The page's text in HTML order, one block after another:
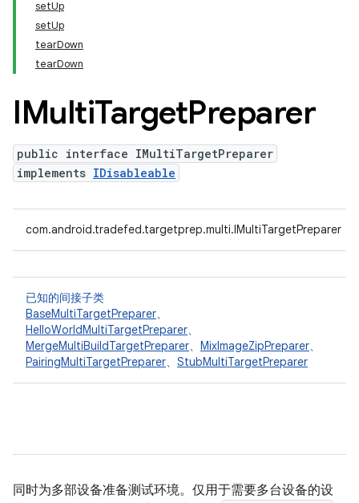
setUp
setUp
tearDown
tearDown
IMultiTargetPreparer
public interface IMultiTargetPreparer
implements IDisableable
com.android.tradefed.targetprep.multi.IMultiTargetPreparer
已知的间接子类
BaseMultiTargetPreparer、
HelloWorldMultiTargetPreparer、
MergeMultiBuildTargetPreparer、 MixImageZipPreparer、
PairingMultiTargetPreparer、 StubMultiTargetPreparer
同时为多部设备准备测试环境。仅用于需要多台设备的设